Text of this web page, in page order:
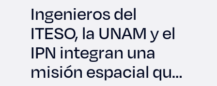
Ingenieros del
ITESO, la UNAM y el
IPN integran una
misión espacial que